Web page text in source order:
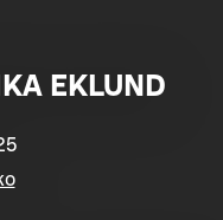
EKLUND